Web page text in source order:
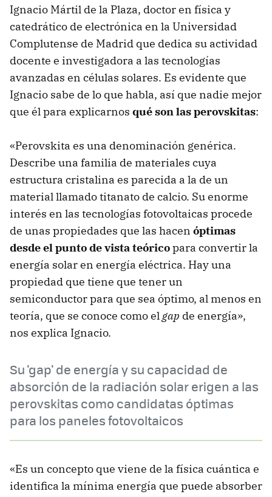
Ignacio Mártil de la Plaza, doctor en física y
catedrático de electrónica en la Universidad
Complutense de Madrid que dedica su actividad
docente e investigadora a las tecnologías
avanzadas en células solares. Es evidente que
Ignacio sabe de lo que habla, así que nadie mejor
que él para explicarnos qué son las perovskitas:
«Perovskita es una denominación genérica.
Describe una familia de materiales cuya
estructura cristalina es parecida a la de un
material llamado titanato de calcio. Su enorme
interés en las tecnologías fotovoltaicas procede
de unas propiedades que las hacen óptimas
desde el punto de vista teóricopara convertir la
energía solar en energía eléctrica. Hay una
propiedad que tiene que tener un
semiconductor para que sea óptimo, al menos en
teoría, que se conoce como elgap de energía»,
nos explica Ignacio.
Su 'gap' de energía y su capacidad de
absorción de la radiación solar erigen a las
perovskitas como candidatas óptimas
para los paneles fotovoltaicos
«Es un concepto que viene de la física cuántica e
identifica la mínima energía que puede absorber